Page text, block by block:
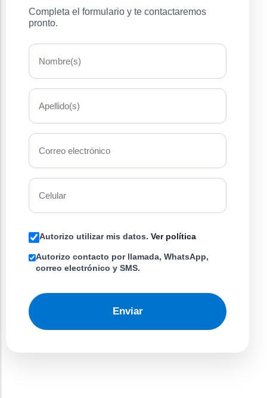
Completa el formulario y te contactaremos
pronto.
Autorizo utilizar mis datos. Ver política
Autorizo contacto por llamada, WhatsApp,
correo electrónico y SMS.
Enviar